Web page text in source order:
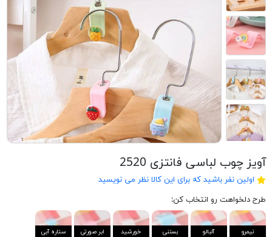
آویز چوب لباسی فانتزی 2520
اولین نفر باشید که برای این کالا نظر می نویسید
طرح دلخواهت رو انتخاب کن:
نیمرو آلبالو بستنی خورشید ابر صورتی ستاره آبی